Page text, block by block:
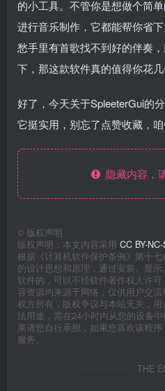
的小工具。不管你是想做个简
进行音乐制作，它都能帮你省
愁手里有首歌找不到好的伴奏
下，那这款软件真的值得你花几
好了，今天关于SpleeterGui的
它挺实用，别忘了点赞收藏，咱
隐藏内容，
© 版权声明
版权声明：本文内容采用 CC BY-
根据《计算机软件保护条例》第十
的设计思想和原理，通过安装、显
软件的，可以不经软件著作权人许
容资源均来源于网络，仅供用户交
权方所有，版权争议与本站无关，
法用途，需在24小时内从您的设备
果请您自行承担，如果您喜欢该程
服务。
THE